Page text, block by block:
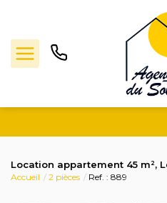
Locations
Location appartement 45 m²,
Accueil 2 pièces Ref. : 889